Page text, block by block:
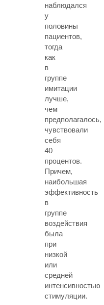
наблюдался
у
половины
пациентов,
тогда
как
в
группе
имитации
лучше,
чем
предполагалось,
чувствовали
себя
40
процентов.
Причем,
наибольшая
эффективность
в
группе
воздействия
была
при
низкой
или
средней
интенсивностью
стимуляции.